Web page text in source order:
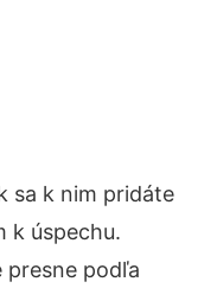
sa k nim pridáte
k úspechu.
presne podľa